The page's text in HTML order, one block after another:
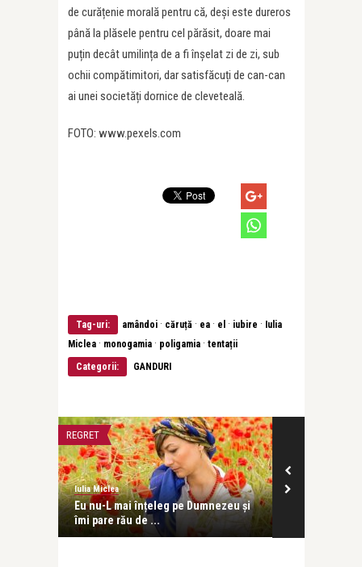
de curățenie morală pentru că, deși este dureros
până la plăsele pentru cel părăsit, doare mai
puțin decât umilința de a fi înșelat zi de zi, sub
ochii compătimitori, dar satisfăcuți de can-can
ai unei societăți dornice de cleveteală.
FOTO: www.pexels.com
Tag-uri: amândoi · căruță · ea · el · iubire · Iulia
Miclea · monogamia · poligamia · tentații
Categorii:
GANDURI
REGRET
Iulia Miclea
Eu nu-L mai înțeleg pe Dumnezeu și
îmi pare rău de ...